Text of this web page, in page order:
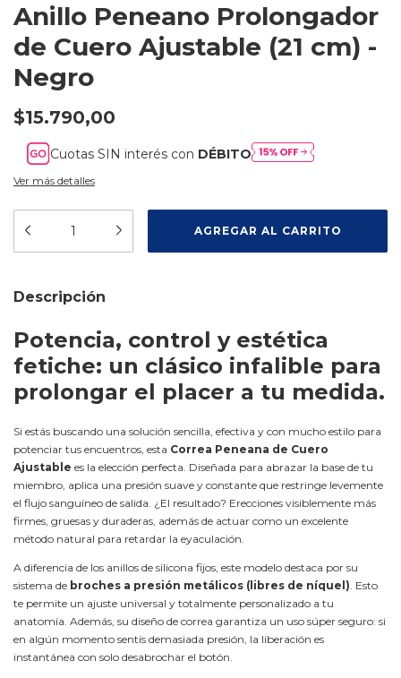
Anillo Peneano Prolongador
de Cuero Ajustable (21 cm) -
Negro
$15.790,00
Cuotas SIN interés con DÉBITO
Ver más detalles
Descripción
Potencia, control y estética
fetiche: un clásico infalible para
prolongar el placer a tu medida.
Si estás buscando una solución sencilla, efectiva y con mucho estilo para
potenciar tus encuentros, esta Correa Peneana de Cuero
Ajustable es la elección perfecta. Diseñada para abrazar la base de tu
miembro, aplica una presión suave y constante que restringe levemente
el flujo sanguíneo de salida. ¿El resultado? Erecciones visiblemente más
firmes, gruesas y duraderas, además de actuar como un excelente
método natural para retardar la eyaculación.
A diferencia de los anillos de silicona fijos, este modelo destaca por su
sistema de broches a presión metálicos (libres de níquel). Esto
te permite un ajuste universal y totalmente personalizado a tu
anatomía. Además, su diseño de correa garantiza un uso súper seguro: si
en algún momento sentís demasiada presión, la liberación es
instantánea con solo desabrochar el botón.